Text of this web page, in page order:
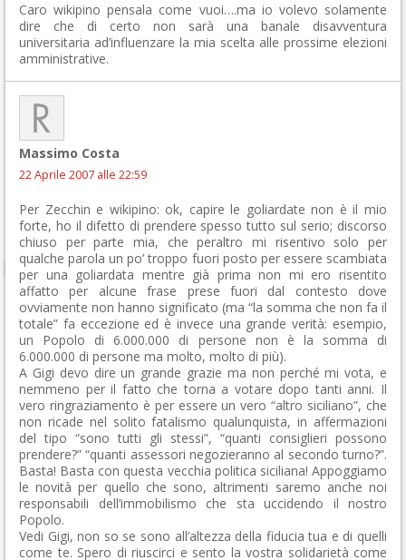
Caro wikipino pensala come vuoi….ma io volevo solamente
dire che di certo non sarà una banale disavventura
universitaria ad’influenzare la mia scelta alle prossime elezioni
amministrative.
Massimo Costa
22 Aprile 2007 alle 22:59
Per Zecchin e wikipino: ok, capire le goliardate non è il mio
forte, ho il difetto di prendere spesso tutto sul serio; discorso
chiuso per parte mia, che peraltro mi risentivo solo per
qualche parola un po’ troppo fuori posto per essere scambiata
per una goliardata mentre già prima non mi ero risentito
affatto per alcune frase prese fuori dal contesto dove
ovviamente non hanno significato (ma “la somma che non fa il
totale” fa eccezione ed è invece una grande verità: esempio,
un Popolo di 6.000.000 di persone non è la somma di
6.000.000 di persone ma molto, molto di più).
A Gigi devo dire un grande grazie ma non perché mi vota, e
nemmeno per il fatto che torna a votare dopo tanti anni. Il
vero ringraziamento è per essere un vero “altro siciliano”, che
non ricade nel solito fatalismo qualunquista, in affermazioni
del tipo “sono tutti gli stessi”, “quanti consiglieri possono
prendere?” “quanti assessori negozieranno al secondo turno?”.
Basta! Basta con questa vecchia politica siciliana! Appoggiamo
le novità per quello che sono, altrimenti saremo anche noi
responsabili dell’immobilismo che sta uccidendo il nostro
Popolo.
Vedi Gigi, non so se sono all’altezza della fiducia tua e di quelli
come te. Spero di riuscirci e sento la vostra solidarietà come